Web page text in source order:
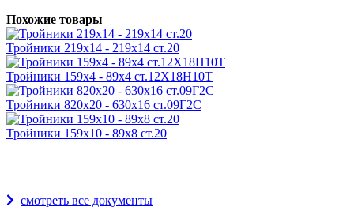
Похожие товары
Тройники 219х14 - 219х14 ст.20
Тройники 159х4 - 89х4 ст.12Х18Н10Т
Тройники 820х20 - 630х16 ст.09Г2С
Тройники 159х10 - 89х8 ст.20
смотреть все документы